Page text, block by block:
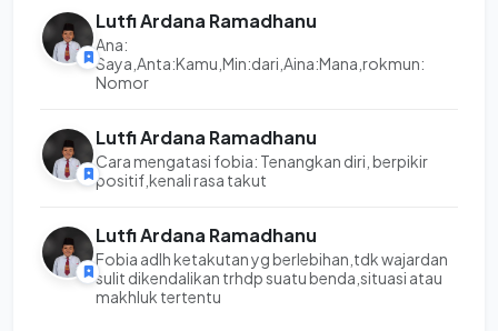
Lutfi Ardana Ramadhanu
Ana:
Saya,Anta:Kamu,Min:dari,Aina:Mana,rokmun:
Nomor
Lutfi Ardana Ramadhanu
Cara mengatasi fobia: Tenangkan diri, berpikir
positif,kenali rasa takut
Lutfi Ardana Ramadhanu
Fobia adlh ketakutan yg berlebihan,tdk wajardan
sulit dikendalikan trhdp suatu benda,situasi atau
makhluk tertentu